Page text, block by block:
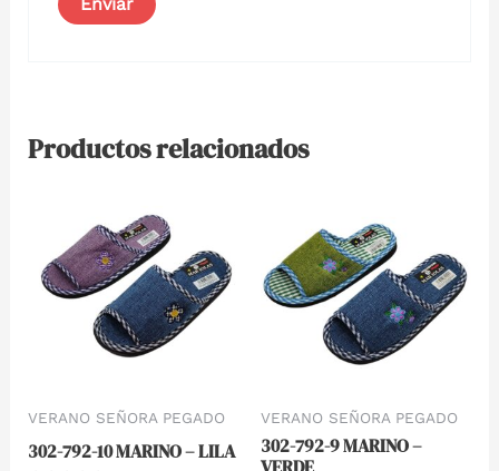
Productos relacionados
VERANO SEÑORA PEGADO
302-792-10 MARINO – LILA
VERANO SEÑORA PEGADO
302-792-9 MARINO –